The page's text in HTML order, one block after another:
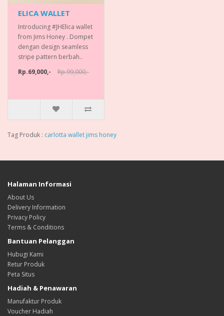
ELICA WALLET
Introducing #JHElica wallet
from Jims Honey . Dompet
dengan design seamless
stripe pattern berbah..
Rp.69,000,-
Rp.99,000,-
Tag Produk : carlotta wallet jims honey
Halaman Informasi
About Us
Delivery Information
Privacy Policy
Terms & Conditions
Bantuan Pelanggan
Hubugi Kami
Retur Produk
Peta Situs
Hadiah & Penawaran
Manufaktur Produk
Voucher Hadiah